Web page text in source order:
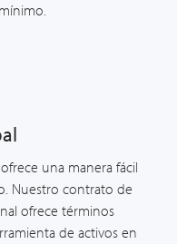
una manera fácil
Nuestro contrato de
ofrece términos
de activos en